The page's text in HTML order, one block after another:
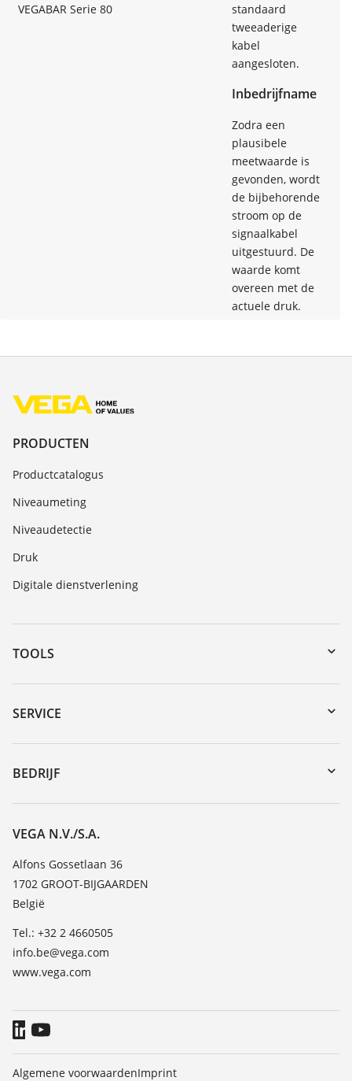
VEGABAR Serie 80
standaard
tweeaderige
kabel
aangesloten.
Inbedrijfname
Zodra een
plausibele
meetwaarde is
gevonden, wordt
de bijbehorende
stroom op de
signaalkabel
uitgestuurd. De
waarde komt
overeen met de
actuele druk.
PRODUCTEN
Productcatalogus
Niveaumeting
Niveaudetectie
Druk
Digitale dienstverlening
TOOLS
Downloads
Serienummer zoeken
DTM Collection/PACTware
SERVICE
Reparatieformulier instrument
Seminars
Bestendigheidslijst
TeamViewer
BEDRIJF
Vacature
Over VEGA
Contact
Nieuws
Persberichten
Blog
VEGA N.V./S.A.
Alfons Gossetlaan 36
1702 GROOT-BIJGAARDEN
België
Tel.: +32 2 4660505
info.be@vega.com
www.vega.com
Algemene voorwaardenImprint